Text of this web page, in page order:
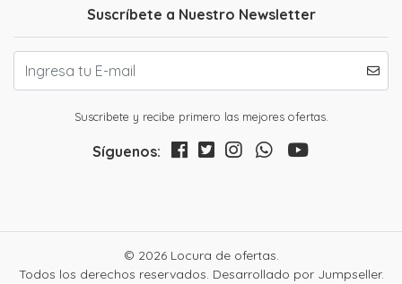
Suscríbete a Nuestro Newsletter
Suscribete y recibe primero las mejores ofertas.
Síguenos:
© 2026 Locura de ofertas.
Todos los derechos reservados. Desarrollado por Jumpseller.